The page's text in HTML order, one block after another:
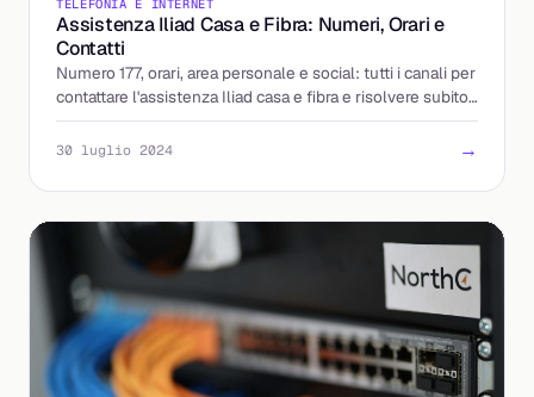
Assistenza Iliad Casa e Fibra: Numeri, Orari e
Contatti
Numero 177, orari, area personale e social: tutti i canali per
contattare l'assistenza Iliad casa e fibra e risolvere subito i
problemi di linea.
30 luglio 2024 →